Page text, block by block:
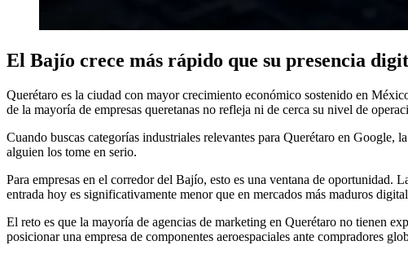
El Bajío crece más rápido que su presencia
Querétaro es la ciudad con mayor crecimiento económico sostenido en
de la mayoría de empresas queretanas no refleja ni de cerca su nivel de
Cuando buscas categorías industriales relevantes para Querétaro en
alguien los tome en serio.
Para empresas en el corredor del Bajío, esto es una ventana de oportunidad.
entrada hoy es significativamente menor que en mercados más maduros
El reto es que la mayoría de agencias de marketing en Querétaro no tienen
posicionar una empresa de componentes aeroespaciales ante compradores